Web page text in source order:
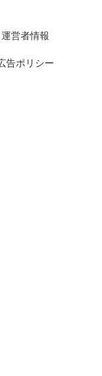
運営者情報
告ポリシー